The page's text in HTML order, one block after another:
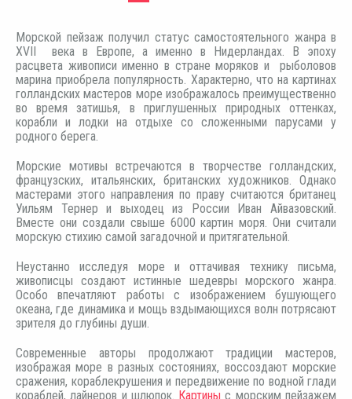
Морской пейзаж получил статус самостоятельного жанра в
XVII века в Европе, а именно в Нидерландах. В эпоху
расцвета живописи именно в стране моряков и рыболовов
марина приобрела популярность. Характерно, что на картинах
голландских мастеров море изображалось преимущественно
во время затишья, в приглушенных природных оттенках,
корабли и лодки на отдыхе со сложенными парусами у
родного берега.
Морские мотивы встречаются в творчестве голландских,
французских, итальянских, британских художников. Однако
мастерами этого направления по праву считаются британец
Уильям Тернер и выходец из России Иван Айвазовский.
Вместе они создали свыше 6000 картин моря. Они считали
морскую стихию самой загадочной и притягательной.
Неустанно исследуя море и оттачивая технику письма,
живописцы создают истинные шедевры морского жанра.
Особо впечатляют работы с изображением бушующего
океана, где динамика и мощь вздымающихся волн потрясают
зрителя до глубины души.
Современные авторы продолжают традиции мастеров,
изображая море в разных состояниях, воссоздают морские
сражения, кораблекрушения и передвижение по водной глади
кораблей, лайнеров и шлюпок. Картины с морским пейзажем